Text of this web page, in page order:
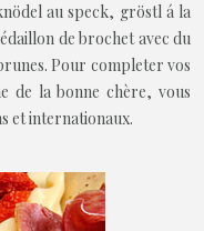
au speck, gröstl á la
de brochet avec du
Pour completer vos
de la bonne chère, vous
et internationaux.